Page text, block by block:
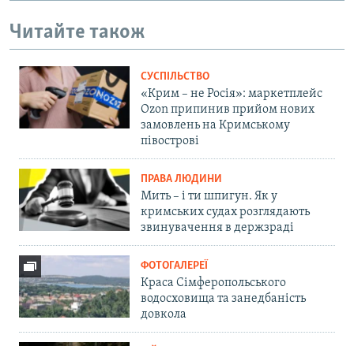
Читайте також
СУСПІЛЬСТВО
«Крим – не Росія»: маркетплейс
Ozon припинив прийом нових
замовлень на Кримському
півострові
ПРАВА ЛЮДИНИ
Мить – і ти шпигун. Як у
кримських судах розглядають
звинувачення в держзраді
ФОТОГАЛЕРЕЇ
Краса Сімферопольського
водосховища та занедбаність
довкола